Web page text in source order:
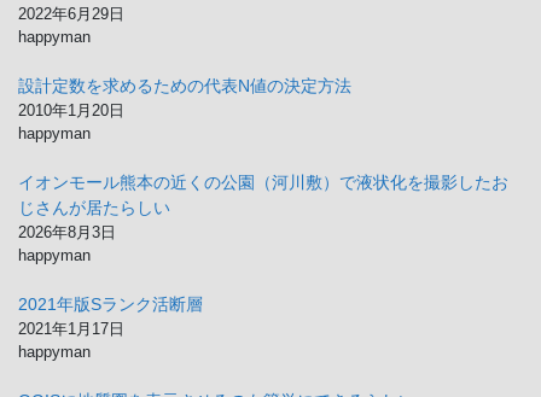
2022年6月29日
happyman
設計定数を求めるための代表N値の決定方法
2010年1月20日
happyman
イオンモール熊本の近くの公園（河川敷）で液状化を撮影したお
じさんが居たらしい
2026年8月3日
happyman
2021年版Sランク活断層
2021年1月17日
happyman